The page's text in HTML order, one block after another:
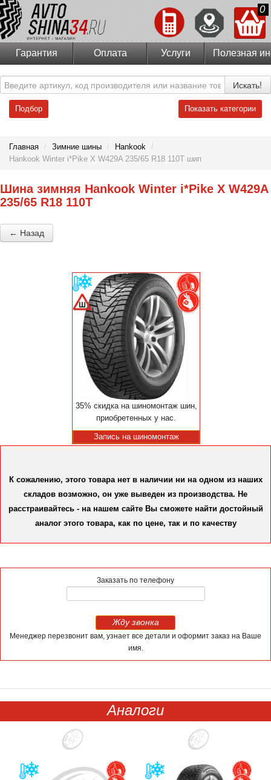
0
Гарантия Оплата Услуги Полезная
Искать!
Подбор Показать категории
Главная / Зимние шины / Hankook /
Hankook Winter i*Pike X W429A 235/65 R18 110T шип
Шина зимняя Hankook Winter i*Pike X W429A
235/65 R18 110T
← Назад
35% скидка на шиномонтаж шин,
приобретенных у нас.
Запись на шиномонтаж
К сожалению, этого товара нет в наличии ни на одном из наших
складов возможно, он уже выведен из производства. Не
расстраивайтесь - на нашем сайте Вы сможете найти достойный
аналог этого товара, как по цене, так и по качеству
Заказать по телефону
Жду звонка
Менеджер перезвонит вам, узнает все детали и оформит заказ на Ваше
имя.
Аналоги